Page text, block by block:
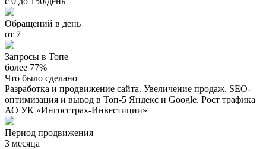
Обращений в день
от 7
Запросы в Топе
более 77%
Что было сделано
Разработка и продвижение сайта. Увеличение продаж. SEO-
оптимизация и вывод в Топ-5 Яндекс и Google. Рост трафика
АО УК «Ингосстрах-Инвестиции»
Период продвижения
3 месяца